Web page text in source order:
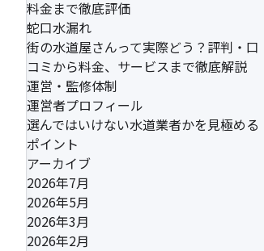
料金まで徹底評価
蛇口水漏れ
街の水道屋さんって実際どう？評判・口
コミから料金、サービスまで徹底解説
運営・監修体制
運営者プロフィール
選んではいけない水道業者かを見極める
ポイント
アーカイブ
2026年7月
2026年5月
2026年3月
2026年2月